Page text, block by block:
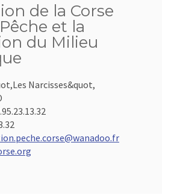
de la Corse
et la
du Milieu
Narcisses&quot,